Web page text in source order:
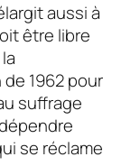
aussi à
être libre
1962 pour
suffrage
se réclame